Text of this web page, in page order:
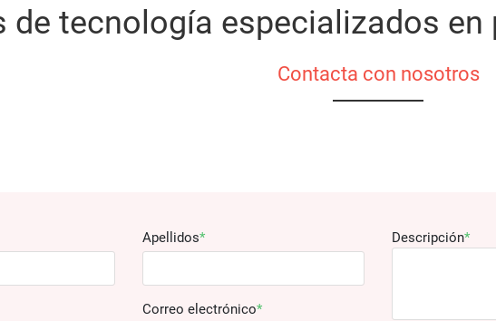
de tecnología especializados
Contacta con nosotros
Apellidos
Correo electrónico
Descripción